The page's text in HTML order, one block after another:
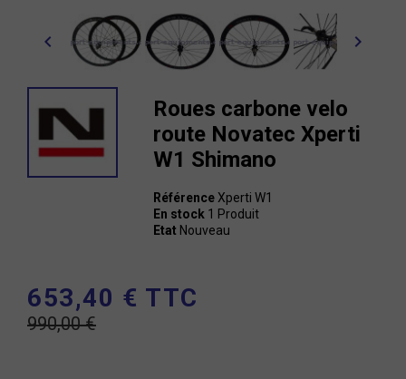
chevron_left chevron_right
Roues carbone velo
route Novatec Xperti
W1 Shimano
Référence Xperti W1
En stock 1 Produit
Etat Nouveau
653,40 € TTC
990,00 €